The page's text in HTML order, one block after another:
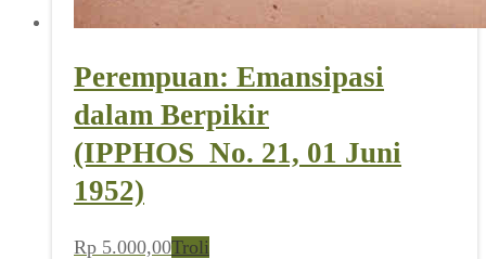
Perempuan: Emansipasi
dalam Berpikir
(IPPHOS_No. 21, 01 Juni
1952)
Rp 5.000,00Troli